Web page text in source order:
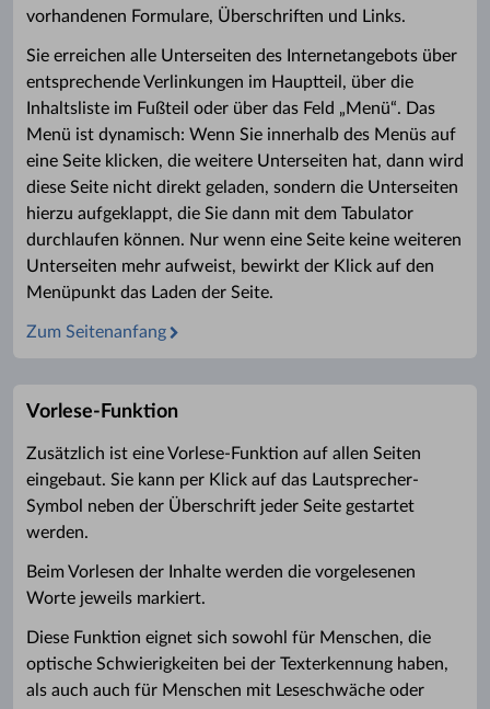
vorhandenen Formulare, Überschriften und Links.
Sie erreichen alle Unterseiten des Internetangebots über
entsprechende Verlinkungen im Hauptteil, über die
Inhaltsliste im Fußteil oder über das Feld „Menü“. Das
Menü ist dynamisch: Wenn Sie innerhalb des Menüs auf
eine Seite klicken, die weitere Unterseiten hat, dann wird
diese Seite nicht direkt geladen, sondern die Unterseiten
hierzu aufgeklappt, die Sie dann mit dem Tabulator
durchlaufen können. Nur wenn eine Seite keine weiteren
Unterseiten mehr aufweist, bewirkt der Klick auf den
Menüpunkt das Laden der Seite.
Zum Seitenanfang
Vorlese-Funktion
Zusätzlich ist eine Vorlese-Funktion auf allen Seiten
eingebaut. Sie kann per Klick auf das Lautsprecher-
Symbol neben der Überschrift jeder Seite gestartet
werden.
Beim Vorlesen der Inhalte werden die vorgelesenen
Worte jeweils markiert.
Diese Funktion eignet sich sowohl für Menschen, die
optische Schwierigkeiten bei der Texterkennung haben,
als auch auch für Menschen mit Leseschwäche oder